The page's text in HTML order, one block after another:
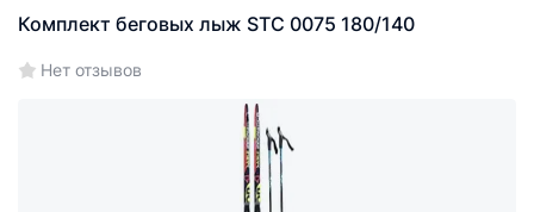
Комплект беговых лыж STC 0075 180/140
Нет отзывов